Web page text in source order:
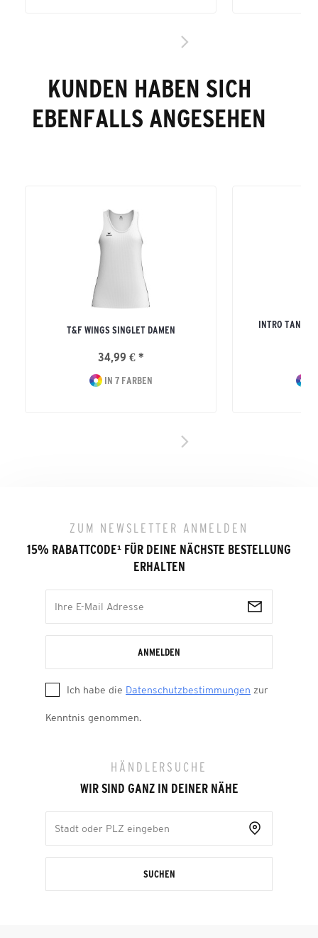
KUNDEN HABEN SICH
EBENFALLS ANGESEHEN
T&F WINGS SINGLET DAMEN
34,99 € *
IN 7 FARBEN
INTRO TANK
ZUM NEWSLETTER ANMELDEN
15% RABATTCODE¹ FÜR DEINE NÄCHSTE BESTELLUNG
ERHALTEN
ANMELDEN
Ich habe die Datenschutzbestimmungen zur
Kenntnis genommen.
HÄNDLERSUCHE
WIR SIND GANZ IN DEINER NÄHE
SUCHEN